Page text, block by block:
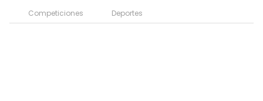
Competiciones
Deportes